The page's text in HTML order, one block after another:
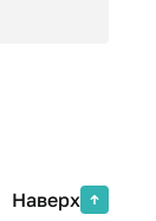
Наверх